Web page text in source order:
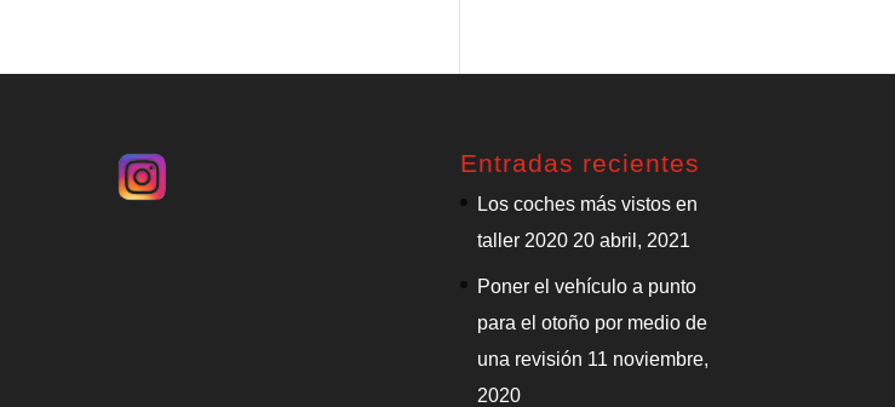
Entradas recientes
Los coches más vistos en
taller 2020 20 abril, 2021
Poner el vehículo a punto
para el otoño por medio de
una revisión 11 noviembre,
2020